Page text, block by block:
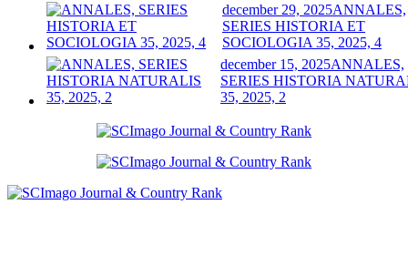
december 29, 2025ANNALES,
SERIES HISTORIA ET
SOCIOLOGIA 35, 2025, 4
december 15, 2025ANNALES,
SERIES HISTORIA
35, 2025, 2